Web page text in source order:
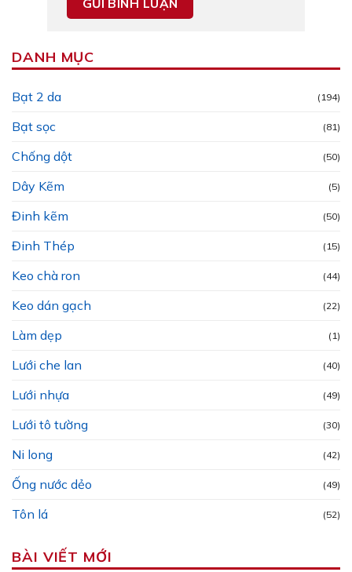
DANH MỤC
Bạt 2 da (194)
Bạt sọc (81)
Chống dột (50)
Dây Kẽm (5)
Đinh kẽm (50)
Đinh Thép (15)
Keo chà ron (44)
Keo dán gạch (22)
Làm dẹp (1)
Lưới che lan (40)
Lưới nhựa (49)
Lưới tô tường (30)
Ni long (42)
Ống nước dẻo (49)
Tôn lá (52)
BÀI VIẾT MỚI